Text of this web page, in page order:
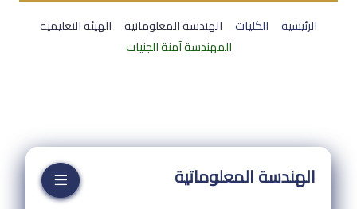
الرئيسية الكليات الهندسة المعلوماتية
الهيئة التعليمية
المهندسة آمنة الجنيات
الهندسة المعلوماتية